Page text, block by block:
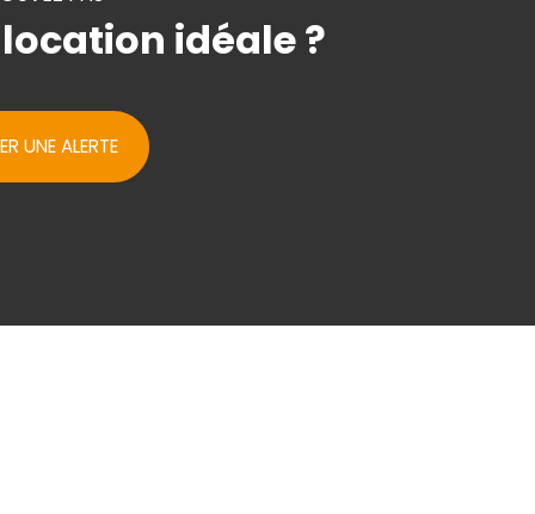
idéale ?
UNE ALERTE